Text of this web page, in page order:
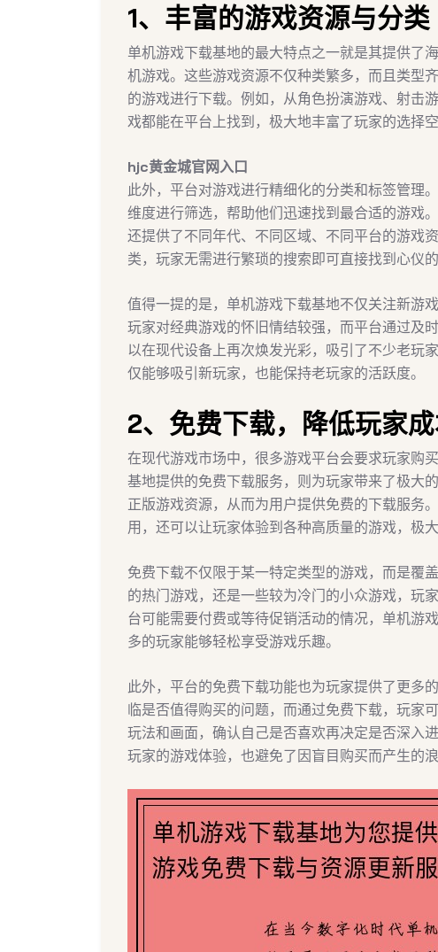
1、丰富的游戏资源与分类
单机游戏下载基地的最大特点之一就是其提供了
机游戏。这些游戏资源不仅种类繁多，而且类型
的游戏进行下载。例如，从角色扮演游戏、射击
戏都能在平台上找到，极大地丰富了玩家的选择空
hjc黄金城官网入口
此外，平台对游戏进行精细化的分类和标签管理
维度进行筛选，帮助他们迅速找到最合适的游戏
还提供了不同年代、不同区域、不同平台的游戏
类，玩家无需进行繁琐的搜索即可直接找到心仪
值得一提的是，单机游戏下载基地不仅关注新游
玩家对经典游戏的怀旧情结较强，而平台通过及
以在现代设备上再次焕发光彩，吸引了不少老玩
仅能够吸引新玩家，也能保持老玩家的活跃度。
2、免费下载，降低玩家
在现代游戏市场中，很多游戏平台会要求玩家购
基地提供的免费下载服务，则为玩家带来了极大
正版游戏资源，从而为用户提供免费的下载服务
用，还可以让玩家体验到各种高质量的游戏，极
免费下载不仅限于某一特定类型的游戏，而是覆
的热门游戏，还是一些较为冷门的小众游戏，玩
台可能需要付费或等待促销活动的情况，单机游
多的玩家能够轻松享受游戏乐趣。
此外，平台的免费下载功能也为玩家提供了更多
临是否值得购买的问题，而通过免费下载，玩家
玩法和画面，确认自己是否喜欢再决定是否深入
玩家的游戏体验，也避免了因盲目购买而产生的浪